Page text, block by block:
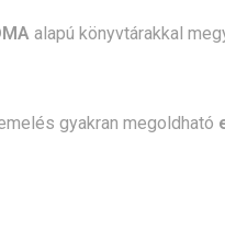
alapú könyvtárakkal
gyakran megoldható